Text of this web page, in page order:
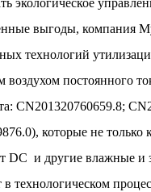
экологическое
выгоды, компания
технологий
воздухом постоянного
CN201320760659.8;
которые не только
DC и другие влажные и
технологическом